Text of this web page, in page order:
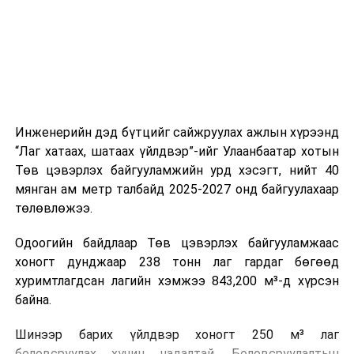
өдөр тутмын ажлын бэлэн байдлыг хангах зэрэг
практик ур чадварыг сургалтын хөтөлбөрт тусгажээ.
Сургалтыг танилцуулах лекц, асуулт-хариулт,
жишээнд суурилсан сургалт, багаар ажиллах дасгал,
танилцах, онцгой нөхцөлд ажиллах дадлага зэрэг
онол, практик хосолсон хэлбэрээр зохион байгуулж
байна.
зохион байгуулах Үндэсний хорооны Ажлын алба,
Инженерийн дэд бүтцийг сайжруулах ажлын хүрээнд
“Лаг хатаах, шатаах үйлдвэр”-ийг Улаанбаатар хотын
Төв цэвэрлэх байгууламжийн урд хэсэгт, нийт 40
мянган ам метр талбайд 2025-2027 онд байгуулахаар
төлөвлөжээ.
Одоогийн байдлаар Төв цэвэрлэх байгууламжаас
хоногт дунджаар 238 тонн лаг гардаг бөгөөд
хуримтлагдсан лагийн хэмжээ 843,200 м³-д хүрсэн
байна.
Шинээр барих үйлдвэр хоногт 250 м³ лаг